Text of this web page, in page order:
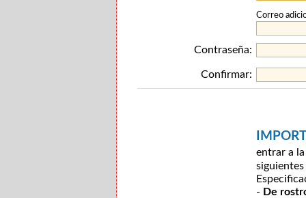
Correo
Contraseña:
Confirmar:
entrar a
- De